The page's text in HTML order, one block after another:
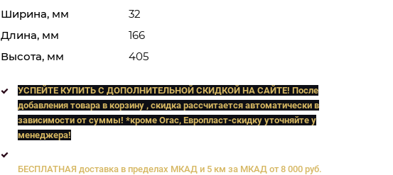
Ширина, мм
32
Длина, мм
166
Высота, мм
405
УСПЕЙТЕ КУПИТЬ C ДОПОЛНИТЕЛЬНОЙ СКИДКОЙ НА САЙТЕ! После
добавления товара в корзину , скидка рассчитается автоматически в
зависимости от суммы! *кроме Orac, Европласт-скидку уточняйте у
менеджера!
БЕСПЛАТНАЯ доставка в пределах МКАД и 5 км за МКАД от 8 000 руб.